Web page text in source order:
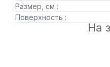
Размер, см :
Поверхность :
На